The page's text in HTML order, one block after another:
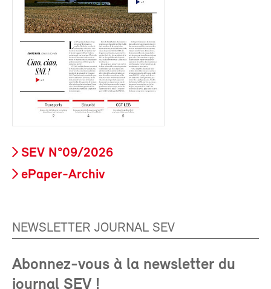
SEV N°09/2026
ePaper-Archiv
NEWSLETTER JOURNAL SEV
Abonnez-vous à la newsletter du
journal SEV !